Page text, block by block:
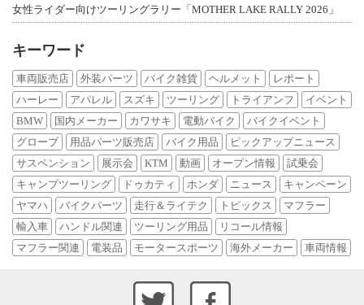
女性ライダー向けツーリングラリー「MOTHER LAKE RALLY 2026」
キーワード
車両販売店 外装パーツ バイク雑貨 ヘルメット
レポート
ハーレー
アパレル スズキ ツーリング トライアンフ
イベント
BMW
国内メーカー カワサキ 電動バイク
バイクイベント
グローブ
用品パーツ販売店 バイク用品
ピックアップニュース
サスペンション
展示会 KTM 動画 オープン情報
試乗会
キャンプツーリング
ドゥカティ ホンダ ニュース
キャンペーン
ヤマハ
バイクパーツ 走行＆ライテク トピックス
マフラー
輸入車
ハンドル関連 ツーリング用品
リコール情報
マフラー関連
電装品 モータースポーツ 海外メーカー 車両情報